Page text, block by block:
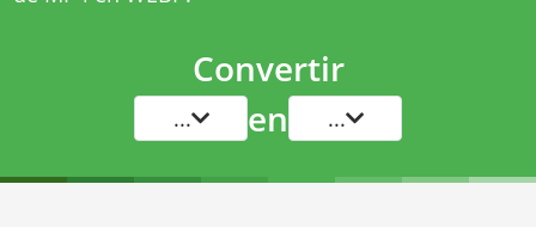
Convertir
... en ...